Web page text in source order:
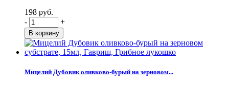
198 руб.
-
+
Мицелий Дубовик оливково-бурый на зерновом...